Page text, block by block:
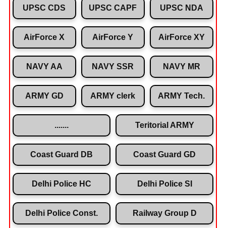
UPSC CDS UPSC CAPF UPSC NDA
AirForce X AirForce Y AirForce XY
NAVY AA NAVY SSR NAVY MR
ARMY GD ARMY clerk ARMY Tech.
Teritorial ARMY
Coast Guard DB Coast Guard GD
Delhi Police HC Delhi Police SI
Delhi Police Const. Railway Group D